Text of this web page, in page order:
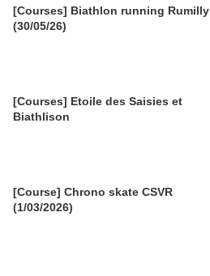
[Courses] Biathlon running Rumilly
(30/05/26)
[Courses] Etoile des Saisies et
Biathlison
[Course] Chrono skate CSVR
(1/03/2026)